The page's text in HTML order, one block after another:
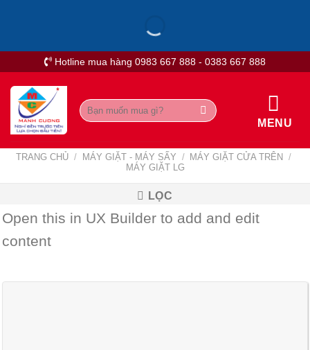
Hotline mua hàng 0983 667 888 - 0383 667 888
Tìm
kiếm:
MENU
TRANG CHỦ / MÁY GIẶT - MÁY SẤY / MÁY GIẶT CỬA TRÊN
/
MÁY GIẶT LG
LỌC
Open this in UX Builder to add and edit
content